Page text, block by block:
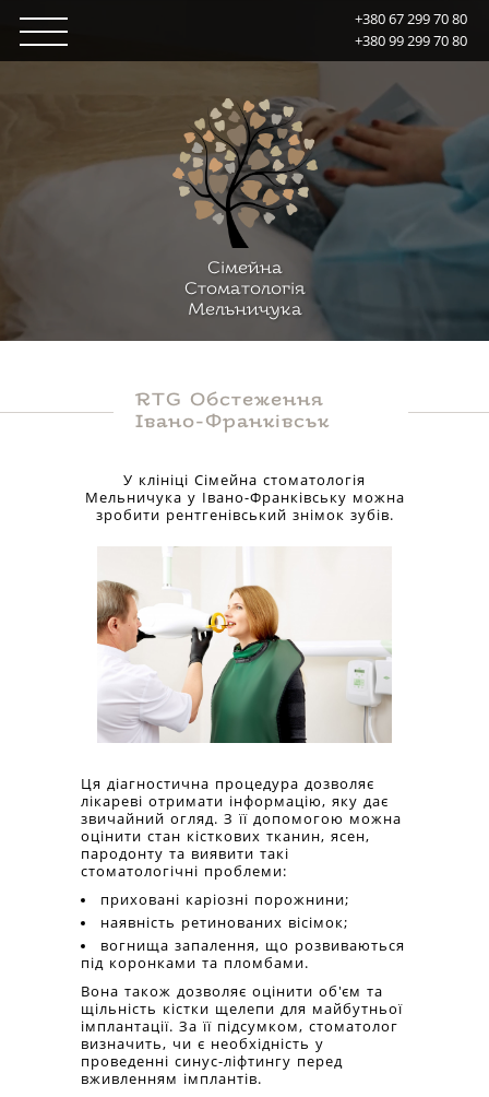
+380 67 299 70 80
+380 99 299 70 80
Сiмейна
Стоматологiя
Мельничука
RTG Обстеження
Івано-Франківськ
У клініці Сімейна стоматологія
Мельничука у Івано-Франківську можна
зробити рентгенівський знімок зубів.
Ця діагностична процедура дозволяє
лікареві отримати інформацію, яку дає
звичайний огляд. З її допомогою можна
оцінити стан кісткових тканин, ясен,
пародонту та виявити такі
стоматологічні проблеми:
приховані каріозні порожнини;
наявність ретинованих вісімок;
вогнища запалення, що розвиваються
під коронками та пломбами.
Вона також дозволяє оцінити об'єм та
щільність кістки щелепи для майбутньої
імплантації. За її підсумком, стоматолог
визначить, чи є необхідність у
проведенні синус-ліфтингу перед
вживленням імплантів.